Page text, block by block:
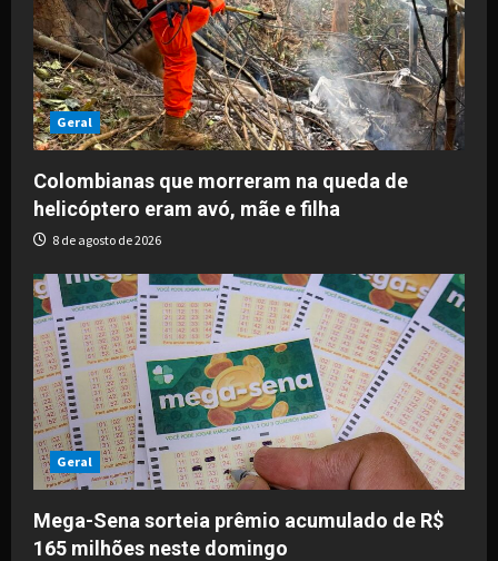
Geral
Colombianas que morreram na queda de
helicóptero eram avó, mãe e filha
8 de agosto de 2026
Geral
Mega-Sena sorteia prêmio acumulado de R$
165 milhões neste domingo